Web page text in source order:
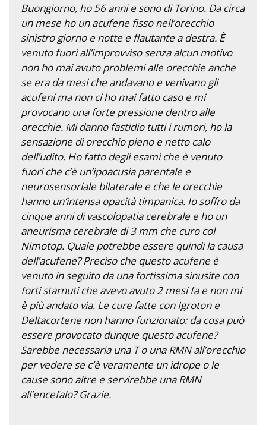
Buongiorno, ho 56 anni e sono di Torino. Da circa
un mese ho un acufene fisso nell’orecchio
sinistro giorno e notte e flautante a destra. È
venuto fuori all’improvviso senza alcun motivo
non ho mai avuto problemi alle orecchie anche
se era da mesi che andavano e venivano gli
acufeni ma non ci ho mai fatto caso e mi
provocano una forte pressione dentro alle
orecchie. Mi danno fastidio tutti i rumori, ho la
sensazione di orecchio pieno e netto calo
dell’udito. Ho fatto degli esami che è venuto
fuori che c’è un’ipoacusia parentale e
neurosensoriale bilaterale e che le orecchie
hanno un’intensa opacità timpanica. Io soffro da
cinque anni di vascolopatia cerebrale e ho un
aneurisma cerebrale di 3 mm che curo col
Nimotop. Quale potrebbe essere quindi la causa
dell’acufene? Preciso che questo acufene è
venuto in seguito da una fortissima sinusite con
forti starnuti che avevo avuto 2 mesi fa e non mi
è più andato via. Le cure fatte con Igroton e
Deltacortene non hanno funzionato: da cosa può
essere provocato dunque questo acufene?
Sarebbe necessaria una T o una RMN all’orecchio
per vedere se c’è veramente un idrope o le
cause sono altre e servirebbe una RMN
all’encefalo? Grazie.